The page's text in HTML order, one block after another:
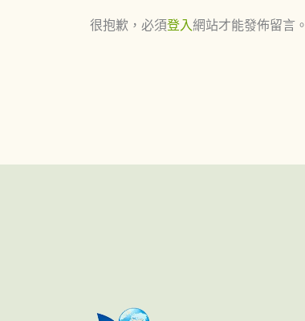
很抱歉，必須登入網站才能發佈留言。